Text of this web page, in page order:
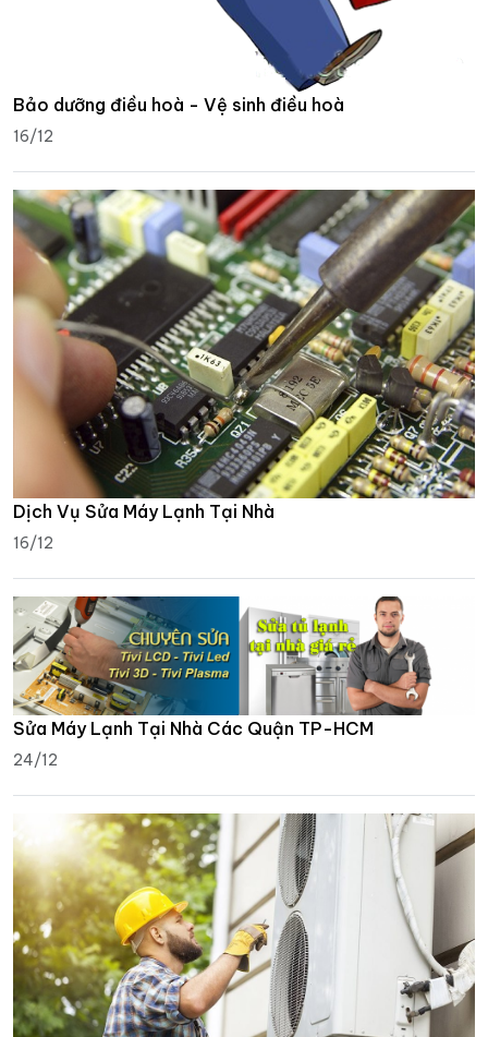
Bảo dưỡng điều hoà - Vệ sinh điều hoà
16/12
Dịch Vụ Sửa Máy Lạnh Tại Nhà
16/12
Sửa Máy Lạnh Tại Nhà Các Quận TP-HCM
24/12